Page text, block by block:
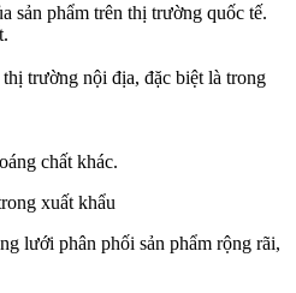
sản phẩm trên thị trường quốc tế.
trường nội địa, đặc biệt là trong
chất khác.
xuất khẩu
lưới phân phối sản phẩm rộng rãi,